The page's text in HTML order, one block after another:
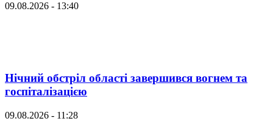
09.08.2026 - 13:40
Нічний обстріл області завершився вогнем та
госпіталізацією
09.08.2026 - 11:28